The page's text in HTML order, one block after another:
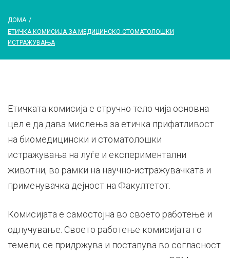
ДОМА /
ЕТИЧКА КОМИСИЈА ЗА МЕДИЦИНСКО-СТОМАТОЛОШКИ
ИСТРАЖУВАЊА
Етичката комисија е стручно тело чија основна
цел е да дава мислења за етичка прифатливост
на биомедицински и стоматолошки
истражувања на луѓе и експериментални
животни, во рамки на научно-истражувачката и
применувачка дејност на Факултетот.
Комисијата е самостојна во своето работење и
одлучување. Своето работење комисијата го
темели, се придржува и постапува во согласност